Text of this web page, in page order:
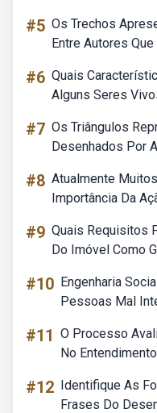
#5 Os Trechos
Entre Autores
#6 Quais
Alguns Seres
#7 Os Triângulos
Desenhados Por
#8 Atualmente
Importância Da
#9 Quais Requisitos
Do Imóvel Como
#10 Engenharia
Pessoas Mal
#11 O Processo
No
#12 Identifique As
Frases Do